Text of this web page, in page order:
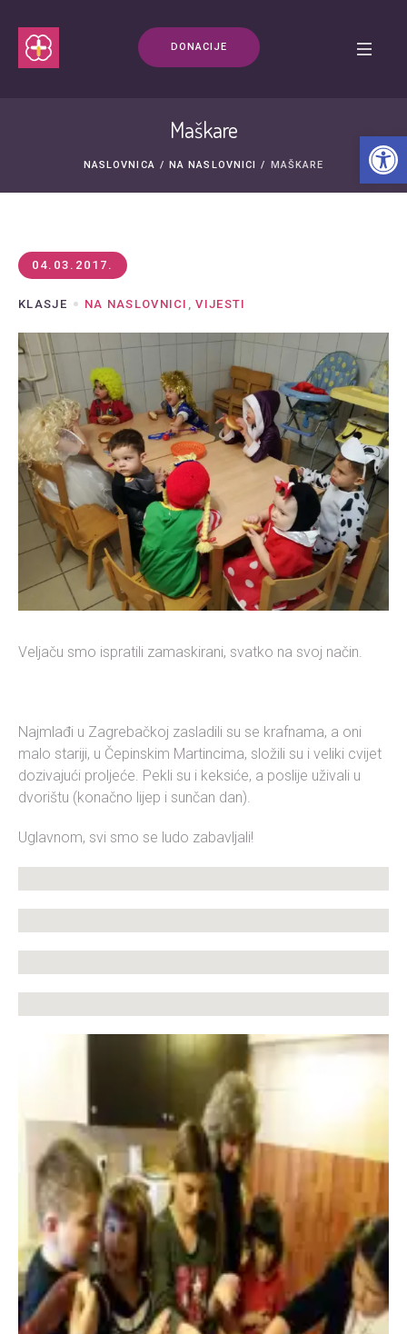
DONACIJE
Maškare
NASLOVNICA / NA NASLOVNICI / MAŠKARE
04.03.2017.
KLASJE NA NASLOVNICI ,VIJESTI
Veljaču smo ispratili zamaskirani, svatko na svoj način.
Najmlađi u Zagrebačkoj zasladili su se krafnama, a oni
malo stariji, u Čepinskim Martincima, složili su i veliki cvijet
dozivajući proljeće. Pekli su i keksiće, a poslije uživali u
dvorištu (konačno lijep i sunčan dan).
Uglavnom, svi smo se ludo zabavljali!